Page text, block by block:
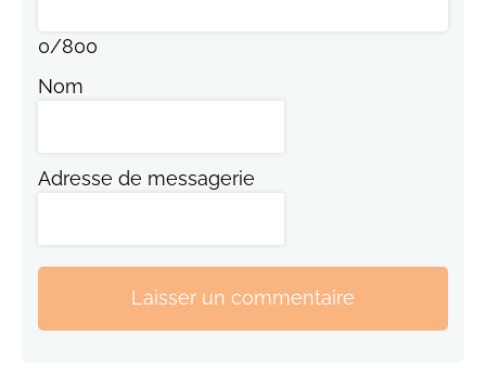
0/800
Nom
Adresse de messagerie
Laisser un commentaire